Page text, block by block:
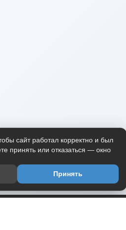
сайт работал корректно и был
принять или отказаться — окно
Принять